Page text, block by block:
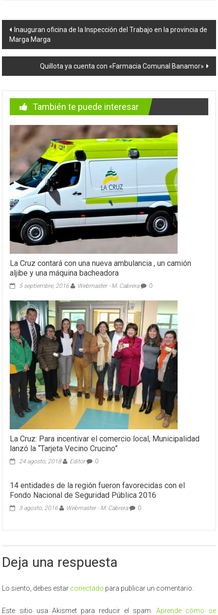
Navegación
de
entradas
Inauguran oficina de la Inspección del Trabajo en la provincia de
Marga Marga
Quillota ya cuenta con «Farmacia Comunal Banamor»
También te puede interesar
La Cruz contará con una nueva ambulancia , un camión
aljibe y una máquina bacheadora
5 septiembre, 2016 Webmaster - M. Cabrera 0
La Cruz: Para incentivar el comercio local, Municipalidad
lanzó la “Tarjeta Vecino Crucino”
24 agosto, 2018 Editor 0
14 entidades de la región fueron favorecidas con el
Fondo Nacional de Seguridad Pública 2016
3 agosto, 2016 Webmaster - M. Cabrera 0
Deja una respuesta
Lo siento, debes estar conectado para publicar un comentario.
Este sitio usa Akismet para reducir el spam.Aprende cómo se